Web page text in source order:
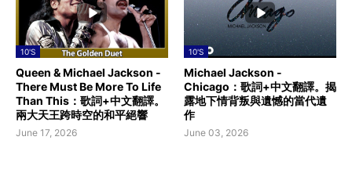
10'S
Queen & Michael Jackson -
There Must Be More To Life
Than This：歌詞+中文翻譯。
兩大天王跨時空的和平絕響
June 17, 2026
10'S
Michael Jackson -
Chicago：歌詞+中文翻譯。揭
露地下情背叛與遺憾的當代遺
作
June 03, 2026